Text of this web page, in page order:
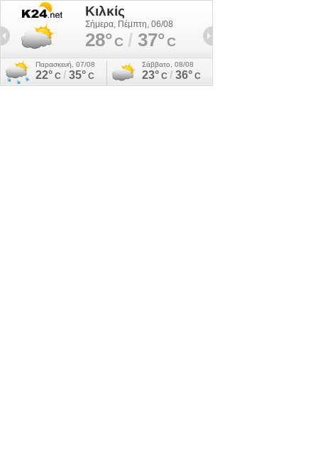
Κιλκίς
Σήμερα, Πέμπτη, 06/08
28° C / 37° C
Παρασκευή, 07/08
22° C / 35° C
Σάββατο, 08/08
23° C / 36° C